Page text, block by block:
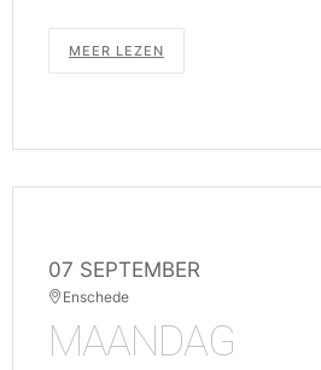
MEER LEZEN
07 SEPTEMBER
Enschede
MAANDAG